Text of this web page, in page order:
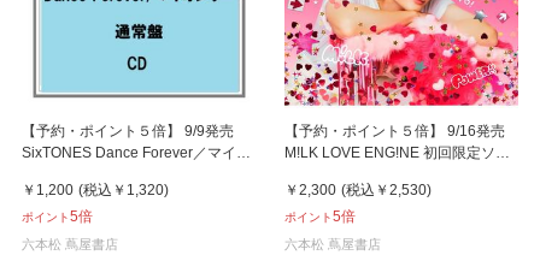
【予約・ポイント５倍】 9/9発売
SixTONES Dance Forever／マイオ
￥1,200 (税込 ￥1,320)
ポイント5倍
六本松 蔦屋書店
【予約・ポイント５倍】 9/16発売
M!LK LOVE ENG!NE 初回限定ソロ
￥2,300 (税込 ￥2,530)
ポイント5倍
六本松 蔦屋書店